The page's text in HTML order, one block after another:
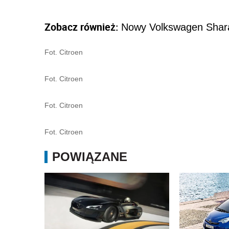
Zobacz również: Nowy Volkswagen
Fot. Citroen
Fot. Citroen
Fot. Citroen
Fot. Citroen
POWIĄZANE